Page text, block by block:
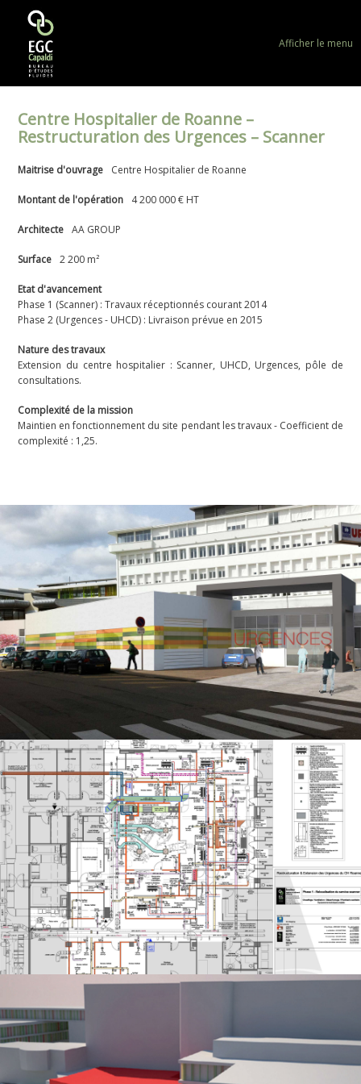
Afficher le menu
Centre Hospitalier de Roanne –
Restructuration des Urgences – Scanner
Maitrise d'ouvrage Centre Hospitalier de Roanne
Montant de l'opération 4 200 000 € HT
Architecte AA GROUP
Surface 2 200 m²
Etat d'avancement
Phase 1 (Scanner) : Travaux réceptionnés courant 2014
Phase 2 (Urgences - UHCD) : Livraison prévue en 2015
Nature des travaux
Extension du centre hospitalier : Scanner, UHCD, Urgences, pôle de
consultations.
Complexité de la mission
Maintien en fonctionnement du site pendant les travaux - Coefficient de
complexité : 1,25.